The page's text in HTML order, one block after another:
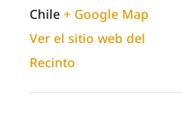
Chile + Google Map
Ver el sitio web del
Recinto